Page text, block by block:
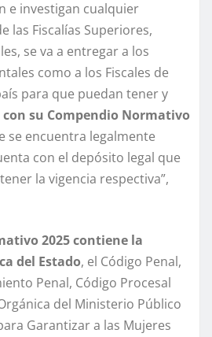
e investigan cualquier
las Fiscalías Superiores,
se va a entregar a los
como a los Fiscales de
para que puedan tener y
su Compendio Normativo
se encuentra legalmente
con el depósito legal que
la vigencia respectiva”,
2025 contiene la
del Estado, el Código Penal,
Penal, Código Procesal
del Ministerio Público
Garantizar a las Mujeres